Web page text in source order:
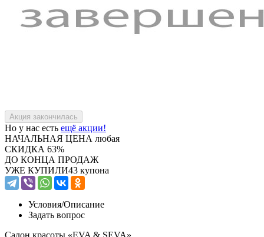
Но у нас есть ещё акции!
НАЧАЛЬНАЯ ЦЕНА любая
СКИДКА 63%
ДО КОНЦА ПРОДАЖ
УЖЕ КУПИЛИ43 купона
Условия/Описание
Задать вопрос
Салон красоты «EVA & SEVA»